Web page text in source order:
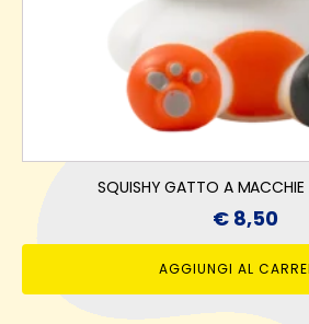
SQUISHY GATTO A MACCHIE
€ 8,50
AGGIUNGI AL